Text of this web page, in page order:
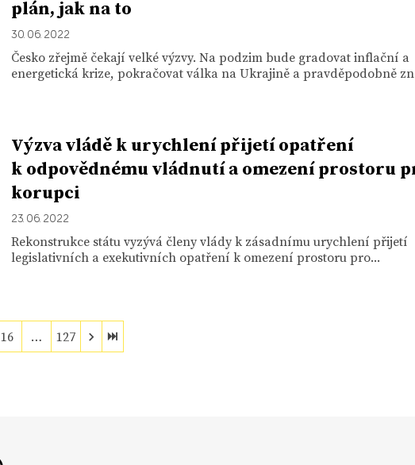
plán, jak na to
30. 06. 2022
Česko zřejmě čekají velké výzvy. Na podzim bude gradovat inflační a
energetická krize, pokračovat válka na Ukrajině a pravděpodobně
Výzva vládě k urychlení přijetí opatření
k odpovědnému vládnutí a omezení prostoru
korupci
23. 06. 2022
Rekonstrukce státu vyzývá členy vlády k zásadnímu urychlení přijetí
legislativních a exekutivních opatření k omezení prostoru pro...
16 … 127